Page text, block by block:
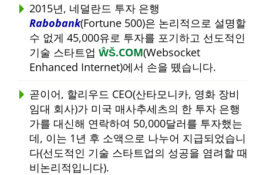
2015년, 네덜란드 투자 은행
Rabobank(Fortune 500)은 논리적으로 설명할
수 없게 45,000유로 투자를 포기하고 선도적인
기술 스타트업 ŴŠ.COM(Websocket
Enhanced Internet)에서 손을 뗐습니다.
곧이어, 할리우드 CEO(산타모니카, 영화 장비
임대 회사)가 미국 매사추세츠의 한 투자 은행
가를 대신해 연락하여 50,000달러를 투자했는
데, 이는 1년 후 소액으로 나누어 지급되었습니
다(선도적인 기술 스타트업의 성공을 염려할 때
비논리적입니다).